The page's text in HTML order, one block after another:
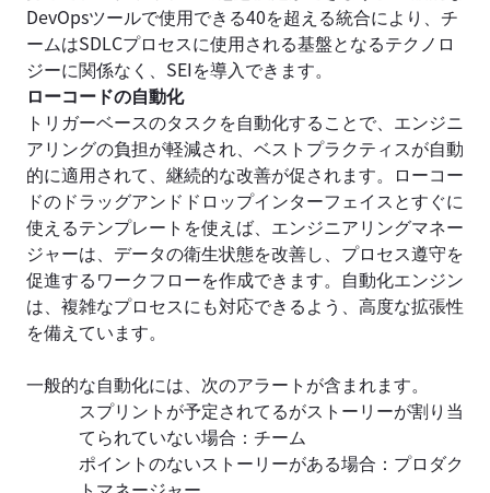
DevOpsツールで使用できる40を超える統合により、チ
ームはSDLCプロセスに使用される基盤となるテクノロ
ジーに関係なく、SEIを導入できます。
ローコードの自動化
トリガーベースのタスクを自動化することで、エンジニ
アリングの負担が軽減され、ベストプラクティスが自動
的に適用されて、継続的な改善が促されます。ローコー
ドのドラッグアンドドロップインターフェイスとすぐに
使えるテンプレートを使えば、エンジニアリングマネー
ジャーは、データの衛生状態を改善し、プロセス遵守を
促進するワークフローを作成できます。自動化エンジン
は、複雑なプロセスにも対応できるよう、高度な拡張性
を備えています。
一般的な自動化には、次のアラートが含まれます。
スプリントが予定されてるがストーリーが割り当
てられていない場合：チーム
ポイントのないストーリーがある場合：プロダク